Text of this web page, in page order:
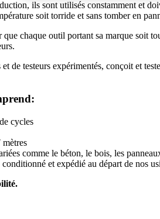
ils sont utilisés constamment et
soit torride et sans tomber en
chaque outil portant sa marque soit
de testeurs expérimentés, conçoit et
cycles
mètres
comme le béton, le bois, les
et expédié au départ de nos